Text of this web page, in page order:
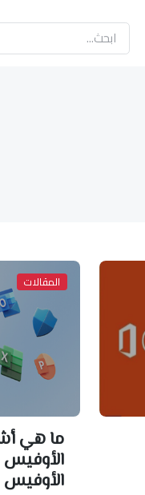
المقالات
ما هي
الأوفيس